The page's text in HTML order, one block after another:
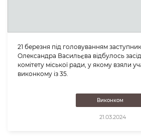
21 березня під головуванням
Олександра Васильєва відбулось
комітету міської ради, у якому взяли
виконкому із 35.
Виконком
21.03.2024